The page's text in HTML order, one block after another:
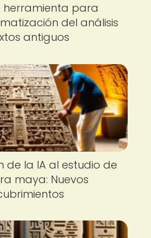
herramienta para
del análisis
antiguos
de la IA al estudio de
maya: Nuevos